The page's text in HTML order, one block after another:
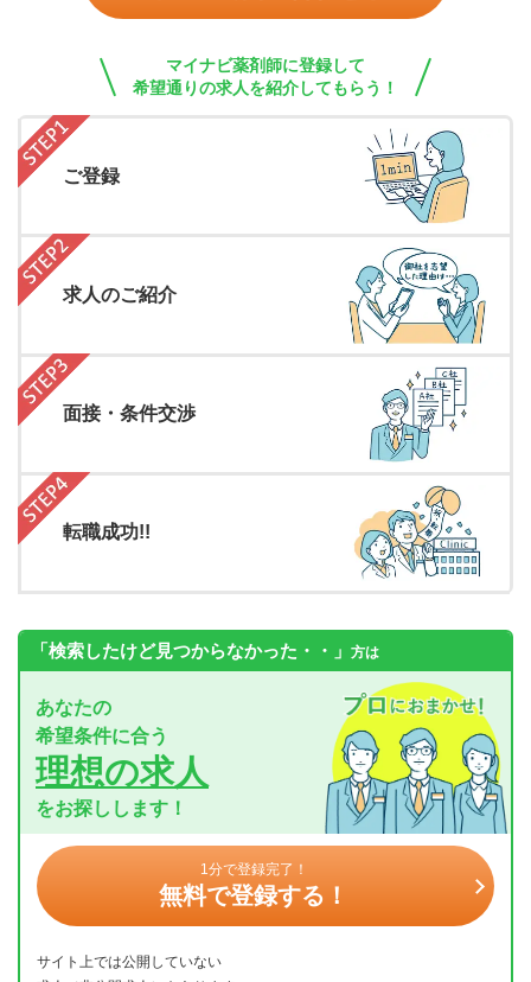
マイナビ薬剤師に登録して
希望通りの求人を紹介してもらう！
ご登録
求人のご紹介
面接・条件交渉
転職成功!!
「検索したけど見つからなかった・・」 方は
あなたの
希望条件に合う
理想の求人
をお探しします！
1分で登録完了！
無料で登録する！
サイト上では公開していない